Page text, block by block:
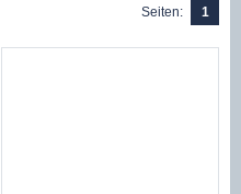
Seiten: 1